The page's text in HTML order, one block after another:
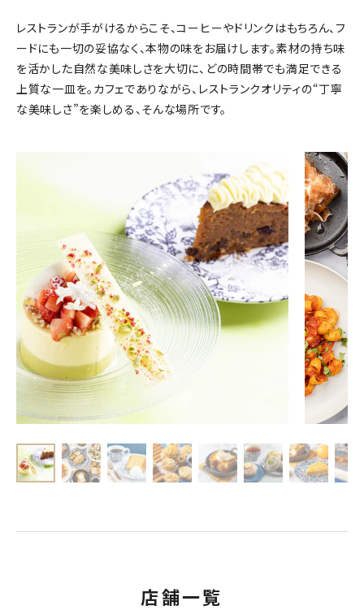
レストランが手がけるからこそ、コーヒーやドリンクはもちろん、フ
ードにも一切の妥協なく、本物の味をお届けします。素材の持ち味
を活かした自然な美味しさを大切に、どの時間帯でも満足できる
上質な一皿を。カフェでありながら、レストランクオリティの“丁寧
な美味しさ”を楽しめる、そんな場所です。
店舗一覧